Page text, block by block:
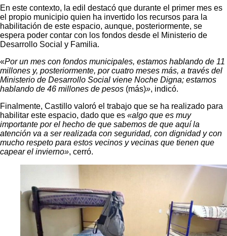
En este contexto, la edil destacó que durante el primer mes es
el propio municipio quien ha invertido los recursos para la
habilitación de este espacio, aunque, posteriormente, se
espera poder contar con los fondos desde el Ministerio de
Desarrollo Social y Familia.
«Por un mes con fondos municipales, estamos hablando de 11
millones y, posteriormente, por cuatro meses más, a través del
Ministerio de Desarrollo Social viene Noche Digna; estamos
hablando de 46 millones de pesos (más)», indicó.
Finalmente, Castillo valoró el trabajo que se ha realizado para
habilitar este espacio, dado que es «algo que es muy
importante por el hecho de que sabemos de que aquí la
atención va a ser realizada con seguridad, con dignidad y con
mucho respeto para estos vecinos y vecinas que tienen que
capear el invierno», cerró.